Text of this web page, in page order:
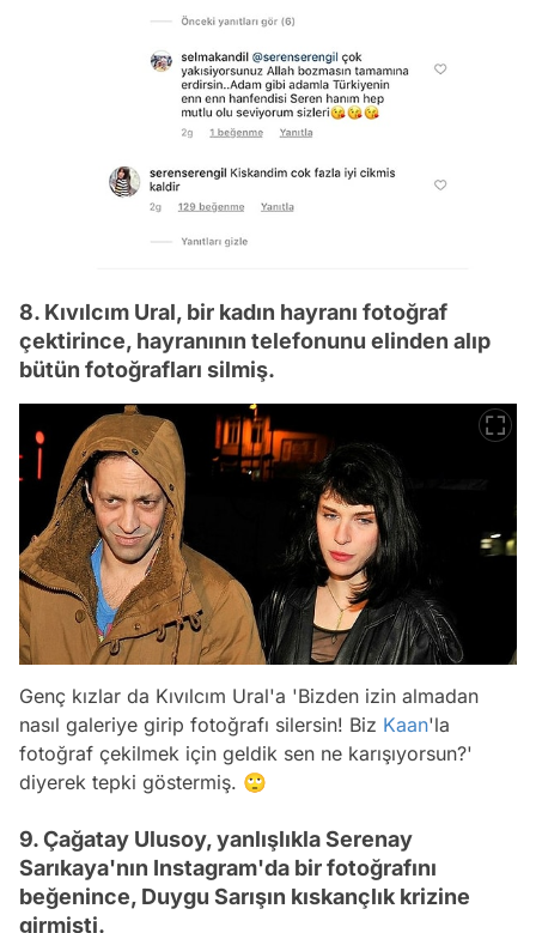
8. Kıvılcım Ural, bir kadın hayranı fotoğraf
çektirince, hayranının telefonunu elinden alıp
bütün fotoğrafları silmiş.
Genç kızlar da Kıvılcım Ural'a 'Bizden izin almadan
nasıl galeriye girip fotoğrafı silersin! Biz Kaan'la
fotoğraf çekilmek için geldik sen ne karışıyorsun?'
diyerek tepki göstermiş. 🙄
9. Çağatay Ulusoy, yanlışlıkla Serenay
Sarıkaya'nın Instagram'da bir fotoğrafını
beğenince, Duygu Sarışın kıskançlık krizine
girmişti.